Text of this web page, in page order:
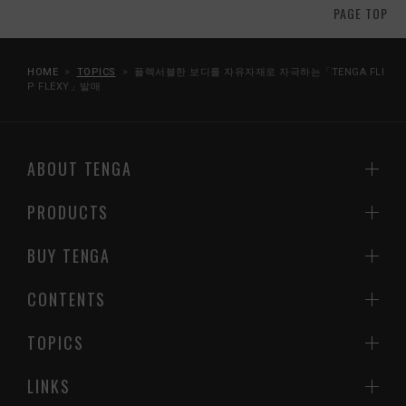
PAGE TOP
HOME TOPICS
플렉서블한 보디를 자유자재로 자극하는「TENGA FLI
P FLEXY」발매
ABOUT TENGA
PRODUCTS
BUY TENGA
CONTENTS
TOPICS
LINKS